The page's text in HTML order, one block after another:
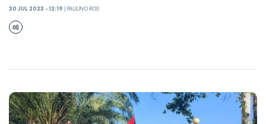
30 JUL 2023 - 12:19 |PAULINO ROS